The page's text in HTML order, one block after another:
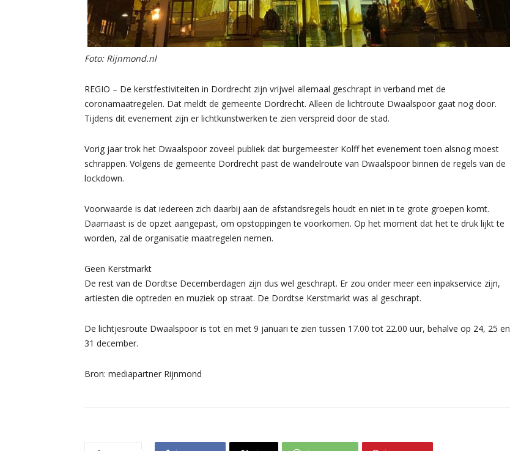
Foto: Rijnmond.nl
REGIO – De kerstfestiviteiten in Dordrecht zijn vrijwel allemaal geschrapt in verband met de
coronamaatregelen. Dat meldt de gemeente Dordrecht. Alleen de lichtroute Dwaalspoor gaat nog door.
Tijdens dit evenement zijn er lichtkunstwerken te zien verspreid door de stad.
Vorig jaar trok het Dwaalspoor zoveel publiek dat burgemeester Kolff het evenement toen alsnog moest
schrappen. Volgens de gemeente Dordrecht past de wandelroute van Dwaalspoor binnen de regels van de
lockdown.
Voorwaarde is dat iedereen zich daarbij aan de afstandsregels houdt en niet in te grote groepen komt.
Daarnaast is de opzet aangepast, om opstoppingen te voorkomen. Op het moment dat het te druk lijkt te
worden, zal de organisatie maatregelen nemen.
Geen Kerstmarkt
De rest van de Dordtse Decemberdagen zijn dus wel geschrapt. Er zou onder meer een inpakservice zijn,
artiesten die optreden en muziek op straat. De Dordtse Kerstmarkt was al geschrapt.
De lichtjesroute Dwaalspoor is tot en met 9 januari te zien tussen 17.00 tot 22.00 uur, behalve op 24, 25 en
31 december.
Bron: mediapartner Rijnmond